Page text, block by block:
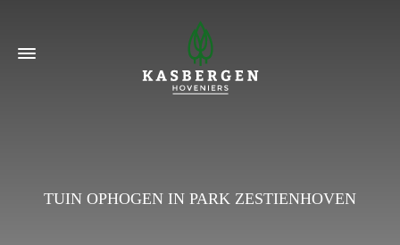
TUIN OPHOGEN IN PARK ZESTIENHOVEN